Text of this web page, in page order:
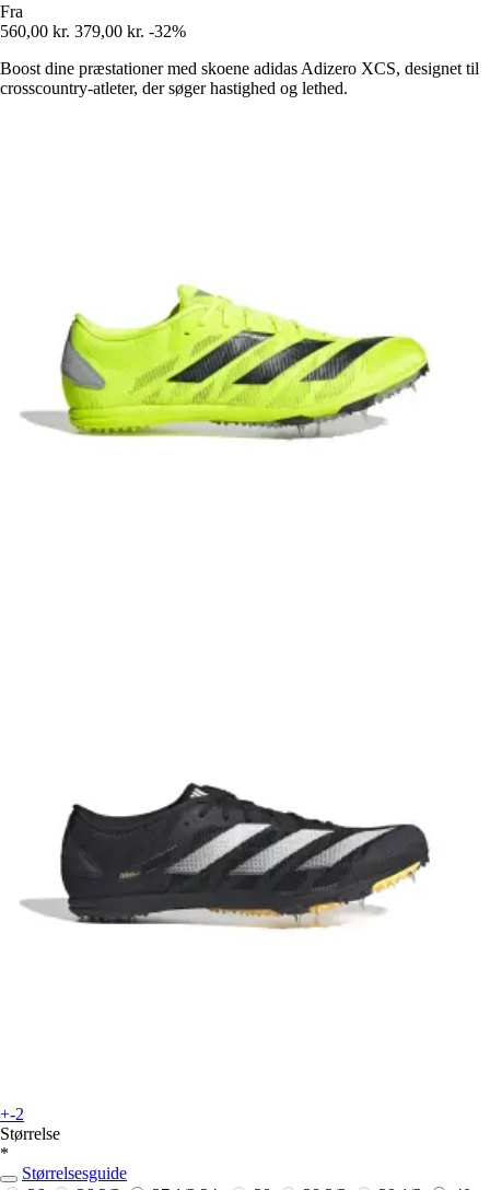
Fra
560,00 kr. 379,00 kr. -32%
Boost dine præstationer med skoene adidas Adizero XCS, designet til
crosscountry-atleter, der søger hastighed og lethed.
+-2
Størrelse
*
Størrelsesguide